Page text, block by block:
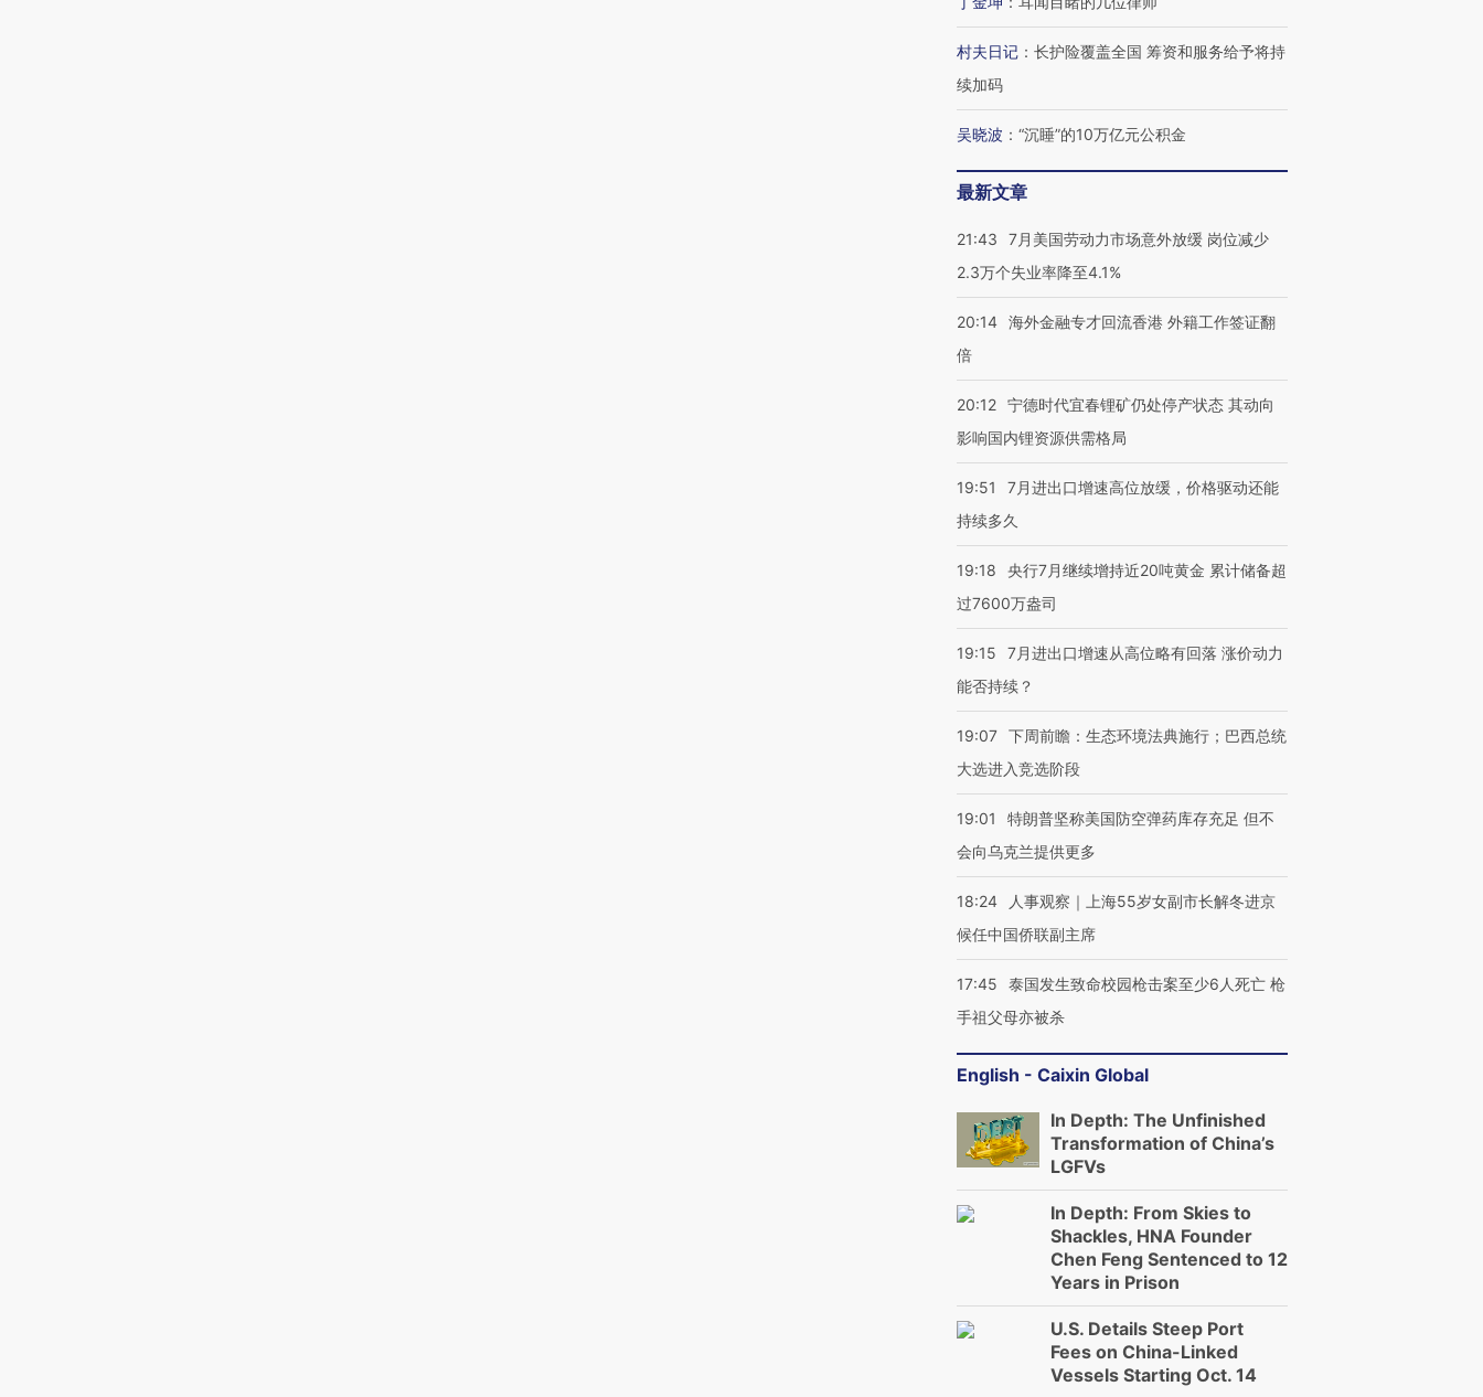
村夫日记 ： 长护险覆盖全国 筹资和服务给予将持
续加码
吴晓波 ： “沉睡”的10万亿元公积金
最新文章
21:43
7月美国劳动力市场意外放缓 岗位减少
2.3万个失业率降至4.1%
20:14 海外金融专才回流香港 外籍工作签证翻
倍
20:12 宁德时代宜春锂矿仍处停产状态 其动向
影响国内锂资源供需格局
19:51
7月进出口增速高位放缓，价格驱动还能
持续多久
19:18
央行7月继续增持近20吨黄金 累计储备超
过7600万盎司
19:15
7月进出口增速从高位略有回落 涨价动力
能否持续？
19:07 下周前瞻：生态环境法典施行；巴西总统
大选进入竞选阶段
19:01
特朗普坚称美国防空弹药库存充足 但不
会向乌克兰提供更多
18:24
人事观察｜上海55岁女副市长解冬进京
候任中国侨联副主席
17:45
泰国发生致命校园枪击案至少6人死亡 枪
手祖父母亦被杀
English - Caixin Global
In Depth: The Unfinished
Transformation of China’s
LGFVs
In Depth: From Skies to
Shackles, HNA Founder
Chen Feng Sentenced to 12
Years in Prison
U.S. Details Steep Port
Fees on China-Linked
Vessels Starting Oct. 14